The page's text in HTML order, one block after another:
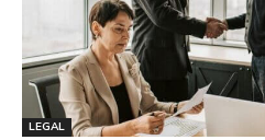
LEGAL